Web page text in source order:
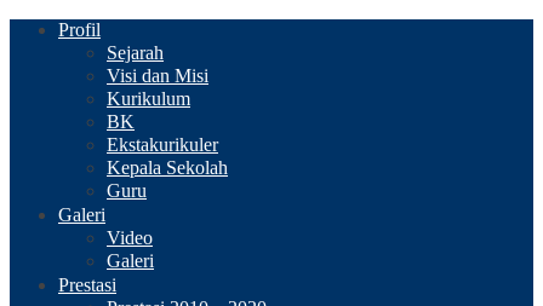
Profil
Sejarah
Visi dan Misi
Kurikulum
BK
Ekstakurikuler
Kepala Sekolah
Guru
Galeri
Video
Galeri
Prestasi